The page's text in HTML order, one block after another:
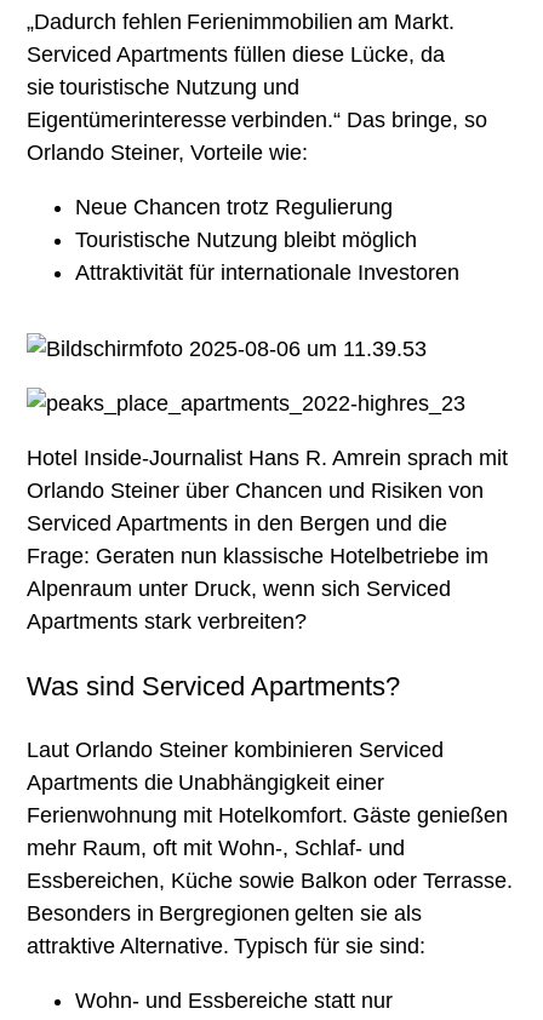
Themen
Entwicklung Tourismusstrategie
Place Brands
Destination Design
Serviced Apartments
Emotionale Plattformen
Kompetenzbereiche
„Dadurch fehlen Ferienimmobilien am Markt.
Serviced Apartments füllen diese Lücke, da
sie touristische Nutzung und
Eigentümerinteresse verbinden.“ Das bringe, so
Orlando Steiner, Vorteile wie:
Neue Chancen trotz Regulierung
Touristische Nutzung bleibt möglich
Attraktivität für internationale Investoren
Hotel Inside-Journalist Hans R. Amrein sprach mit
Orlando Steiner über Chancen und Risiken von
Serviced Apartments in den Bergen und die
Frage: Geraten nun klassische Hotelbetriebe im
Alpenraum unter Druck, wenn sich Serviced
Apartments stark verbreiten?
Was sind Serviced Apartments?
Laut Orlando Steiner kombinieren Serviced
Apartments die Unabhängigkeit einer
Ferienwohnung mit Hotelkomfort. Gäste genießen
mehr Raum, oft mit Wohn-, Schlaf- und
Essbereichen, Küche sowie Balkon oder Terrasse.
Besonders in Bergregionen gelten sie als
attraktive Alternative. Typisch für sie sind:
Wohn- und Essbereiche statt nur